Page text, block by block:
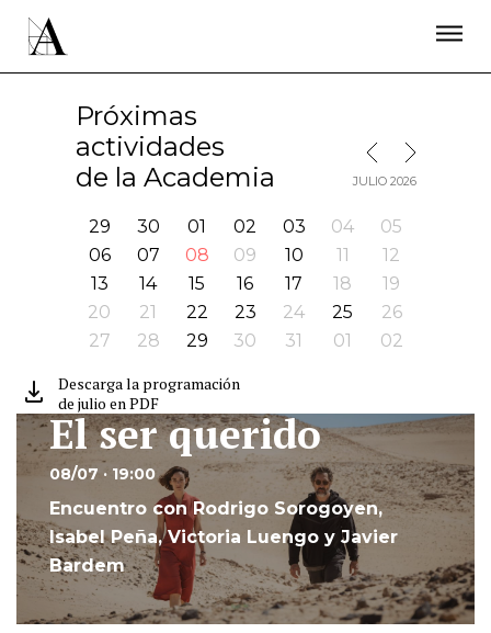
Próximas
actividades
de la Academia
MES ANTERIOR
MES SIGUIENTE
JULIO 2026
29 30 01 02 03 04
05
06
07 08 09 10 11
12
13
14 15 16 17 18
19
20
21 22 23 24 25
26
27
28 29 30 31 01 02
Descarga la programación
de julio en PDF
El ser querido
08/07 · 19:00
Encuentro con Rodrigo Sorogoyen,
Isabel Peña, Victoria Luengo y Javier
Bardem
ÚNETE A LA ACADEMIA DE CINE
PRENSA
NEWSLETTER